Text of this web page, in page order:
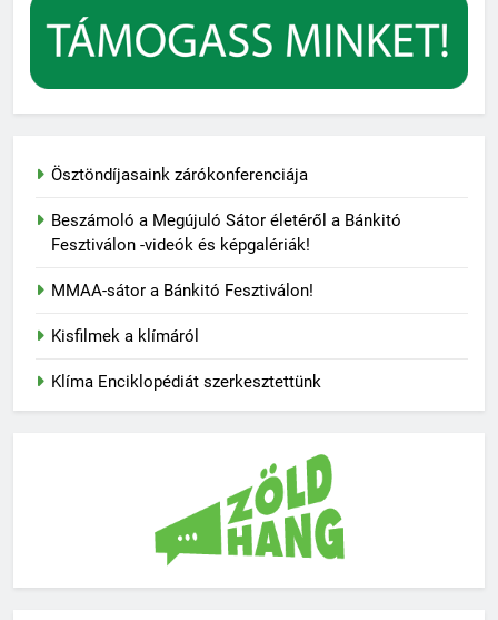
Ösztöndíjasaink zárókonferenciája
Beszámoló a Megújuló Sátor életéről a Bánkitó
Fesztiválon -videók és képgalériák!
MMAA-sátor a Bánkitó Fesztiválon!
Kisfilmek a klímáról
Klíma Enciklopédiát szerkesztettünk